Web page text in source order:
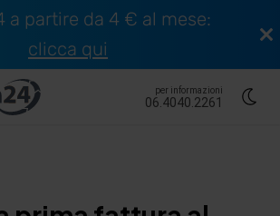
a partire da 4 € al mese:
clicca qui
per informazioni
06.4040.2261